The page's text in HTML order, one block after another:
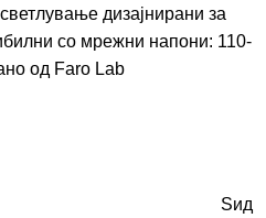
дизајнирани за
со мрежни напони: 110-
од Faro Lab
Ѕид